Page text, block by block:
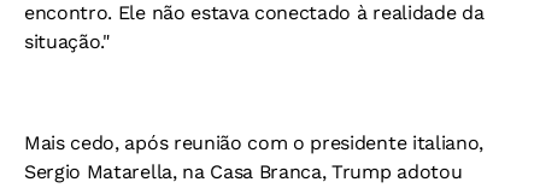
encontro. Ele não estava conectado à realidade da
situação."
Mais cedo, após reunião com o presidente italiano,
Sergio Matarella, na Casa Branca, Trump adotou